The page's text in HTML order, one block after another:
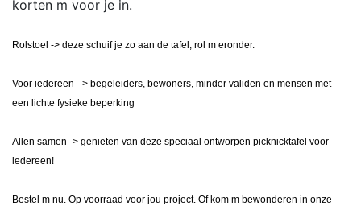
korten m voor je in.
Rolstoel -> deze schuif je zo aan de tafel, rol m eronder.
Voor iedereen - > begeleiders, bewoners, minder validen en mensen met
een lichte fysieke beperking
Allen samen -> genieten van deze speciaal ontworpen picknicktafel voor
iedereen!
Bestel m nu. Op voorraad voor jou project. Of kom m bewonderen in onze